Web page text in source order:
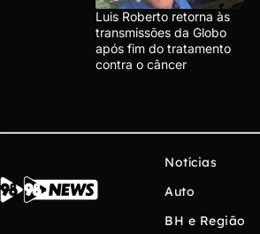
Luis Roberto retorna às
transmissões da Globo
após fim do tratamento
contra o câncer
Notícias
Auto
BH e Região